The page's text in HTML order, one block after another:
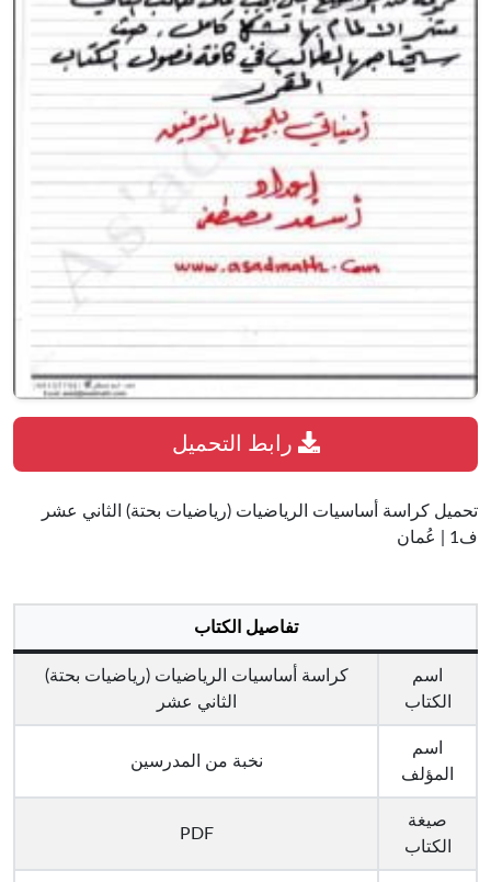
تحميل كراسة أساسيات الرياضيات (رياضيات بحتة) الثاني عشر
ف1 | عُمان
تفاصيل الكتاب
اسم
الكتاب
كراسة أساسيات الرياضيات (رياضيات بحتة)
الثاني عشر
اسم
المؤلف
نخبة من المدرسين
صيغة
الكتاب
PDF